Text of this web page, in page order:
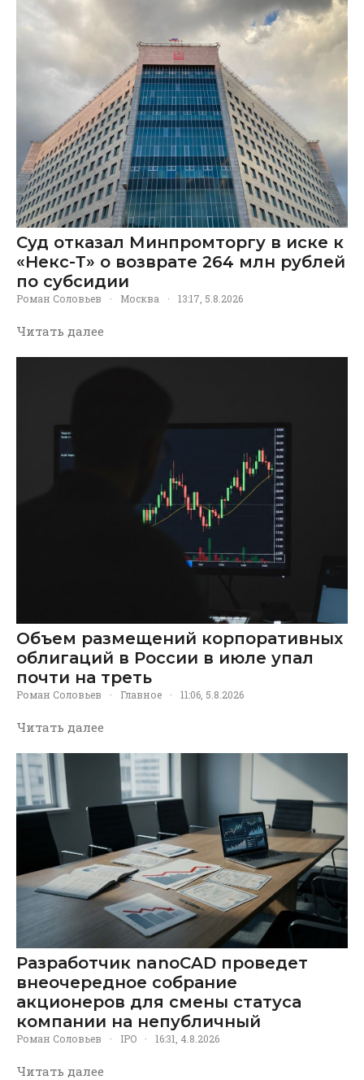
Суд отказал Минпромторгу в иске к
«Некс-Т» о возврате 264 млн рублей
по субсидии
Роман Соловьев · Москва · 13:17, 5.8.2026
Читать далее
Объем размещений корпоративных
облигаций в России в июле упал
почти на треть
Роман Соловьев · Главное · 11:06, 5.8.2026
Читать далее
Разработчик nanoCAD проведет
внеочередное собрание
акционеров для смены статуса
компании на непубличный
Роман Соловьев · IPO · 16:31, 4.8.2026
Читать далее